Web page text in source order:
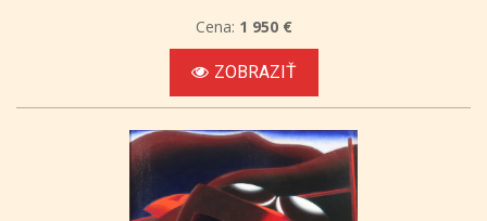
Cena: 1 950 €
ZOBRAZIŤ